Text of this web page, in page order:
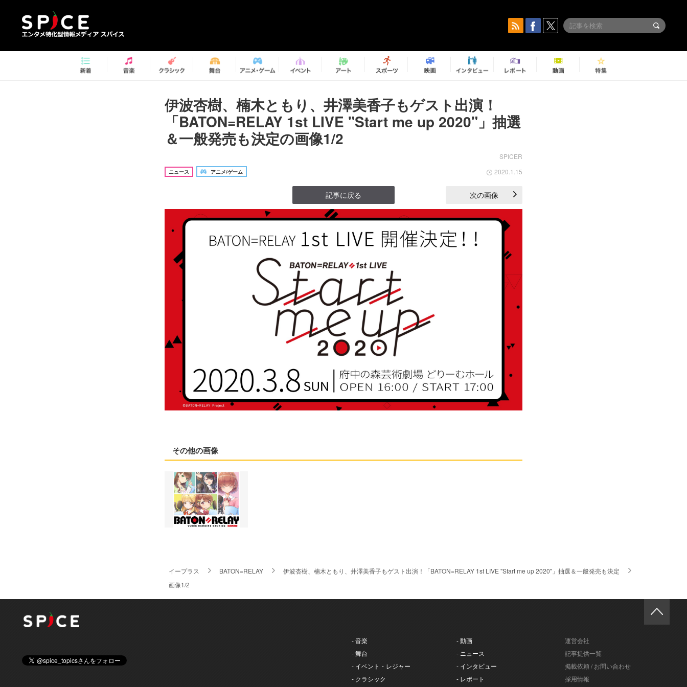
伊波杏樹、楠木ともり、井澤美香子もゲスト出演！
「BATON=RELAY 1st LIVE "Start me up 2020"」抽選
＆一般発売も決定の画像1/2
SPICER
ニュース アニメ/ゲーム 2020.1.15
記事に戻る 次の画像
その他の画像
イープラス BATON=RELAY
伊波杏樹、楠木ともり、井澤美香子もゲスト出演！「BATON=RELAY 1st LIVE "Start me up 2020"」抽選＆一般発売も決定
画像1/2
- 音楽
- 舞台
- イベント・レジャー
- クラシック
- 動画
- ニュース
- インタビュー
- レポート
運営会社
記事提供一覧
掲載依頼 / お問い合わせ
採用情報